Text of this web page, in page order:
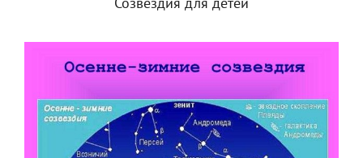
Созвездия для детей